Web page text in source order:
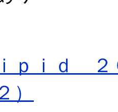
ｐｉｄ ２